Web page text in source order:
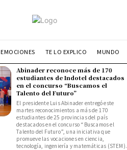
EMOCIONES TE LO EXPLICO MUNDO
Abinader reconoce más de 170
estudiantes de Indotel destacados
en el concurso “Buscamos el
Talento del Futuro”
El presidente Luis Abinader entregó este
martes reconocimientos a más de 170
estudiantes de 25 provincias del país
destacados en el concurso “Buscamos el
Talento del Futuro”, una iniciativa que
promueve las vocaciones en ciencia,
tecnología, ingeniería y matemáticas (STEM).